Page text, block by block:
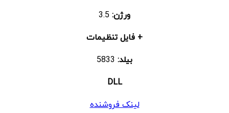
ورژن:
+ فایل تنظیمات
بیلد:
DLL
لینک فروشنده